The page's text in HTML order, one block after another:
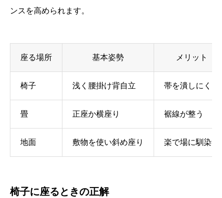
ンスを高められます。
座る場所 基本姿勢 メリット
椅子 浅く腰掛け背自立 帯を潰しにくい
畳 正座か横座り 裾線が整う
地面 敷物を使い斜め座り 楽で場に馴染む
椅子に座るときの正解